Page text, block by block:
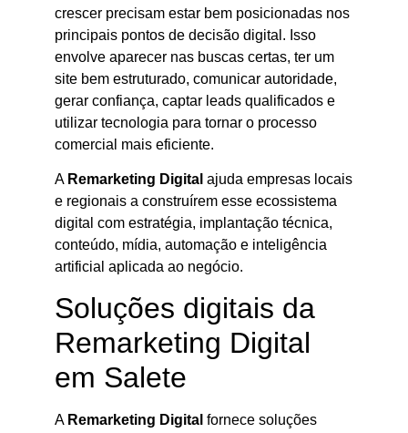
crescer precisam estar bem posicionadas nos
principais pontos de decisão digital. Isso
envolve aparecer nas buscas certas, ter um
site bem estruturado, comunicar autoridade,
gerar confiança, captar leads qualificados e
utilizar tecnologia para tornar o processo
comercial mais eficiente.
A Remarketing Digital ajuda empresas locais
e regionais a construírem esse ecossistema
digital com estratégia, implantação técnica,
conteúdo, mídia, automação e inteligência
artificial aplicada ao negócio.
Soluções digitais da
Remarketing Digital
em Salete
A Remarketing Digital fornece soluções